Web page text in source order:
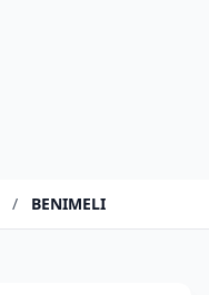
/ BENIMELI